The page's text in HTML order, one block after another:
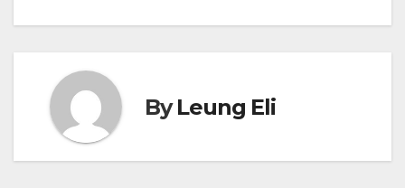
ByLeung Eli